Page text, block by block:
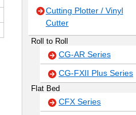
Cutting Plotter / Vinyl
Cutter
Roll to Roll
CG-AR Series
CG-FXII Plus Series
Flat Bed
CFX Series